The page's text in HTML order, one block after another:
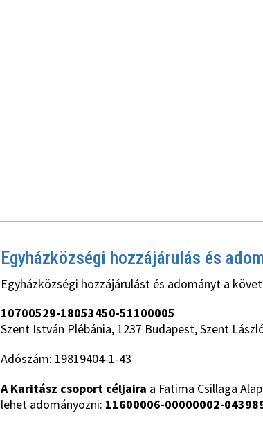
Egyházközségi hozzájárulás és
Egyházközségi hozzájárulást és adományt a
10700529-18053450-51100005
Szent István Plébánia, 1237 Budapest, Szent
Adószám: 19819404-1-43
A Karitász csoport céljaira a Fatima Csillaga
lehet adományozni: 11600006-00000002-